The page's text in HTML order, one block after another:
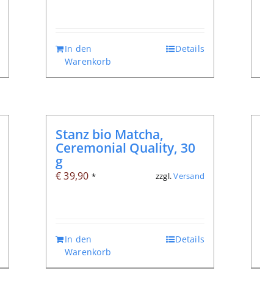
In den
Warenkorb
Details
Stanz bio Matcha,
Ceremonial Quality, 30
g
€39,90 * zzgl.Versand
In den
Warenkorb
Details